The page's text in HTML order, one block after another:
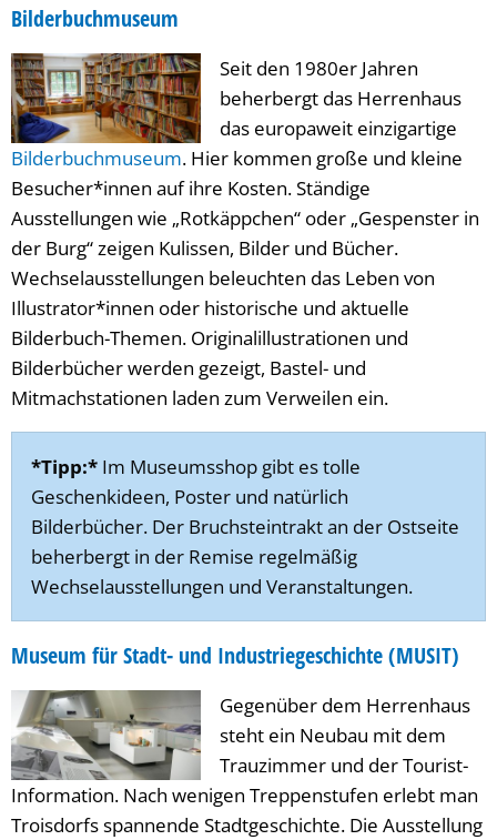
Bilderbuchmuseum
Seit den 1980er Jahren
beherbergt das Herrenhaus
das europaweit einzigartige
Bilderbuchmuseum. Hier kommen große und kleine
Besucher*innen auf ihre Kosten. Ständige
Ausstellungen wie „Rotkäppchen“ oder „Gespenster in
der Burg“ zeigen Kulissen, Bilder und Bücher.
Wechselausstellungen beleuchten das Leben von
Illustrator*innen oder historische und aktuelle
Bilderbuch-Themen. Originalillustrationen und
Bilderbücher werden gezeigt, Bastel- und
Mitmachstationen laden zum Verweilen ein.
*Tipp:* Im Museumsshop gibt es tolle
Geschenkideen, Poster und natürlich
Bilderbücher. Der Bruchsteintrakt an der Ostseite
beherbergt in der Remise regelmäßig
Wechselausstellungen und Veranstaltungen.
Museum für Stadt- und Industriegeschichte (MUSIT)
Gegenüber dem Herrenhaus
steht ein Neubau mit dem
Trauzimmer und der Tourist-
Information. Nach wenigen Treppenstufen erlebt man
Troisdorfs spannende Stadtgeschichte. Die Ausstellung